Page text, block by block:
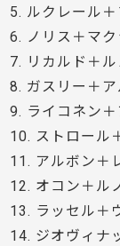
5. ルクレール＋
6. ノリス＋マ
7. リカルド＋ル
8. ガスリー＋
9. ライコネン
10. ストロール
11. アルボン＋
12. オコン＋ル
13. ラッセル＋
14. ジオヴィナ